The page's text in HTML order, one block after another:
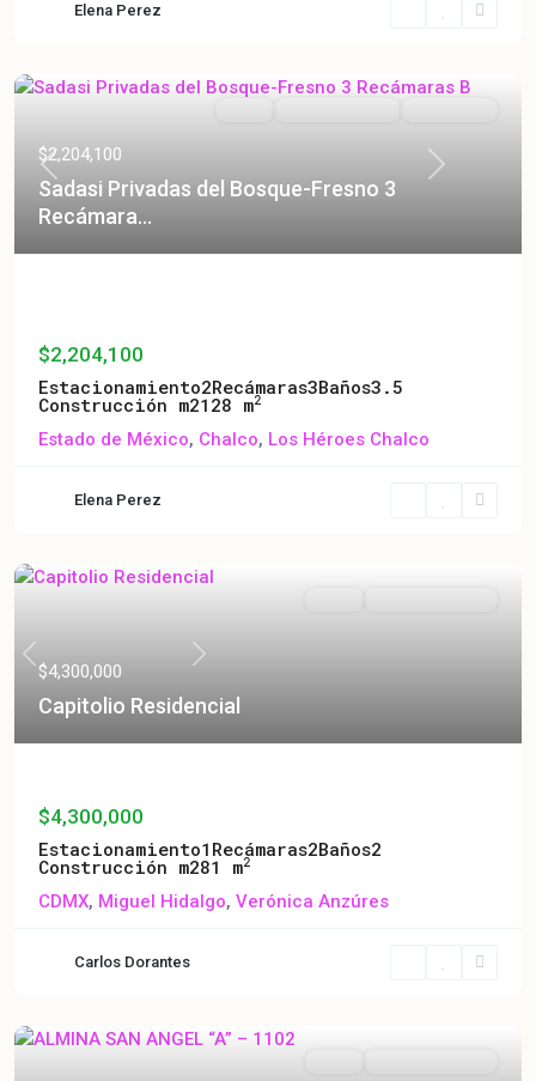
Elena Perez
Previous Next
$2,204,100
Sadasi Privadas del Bosque-Fresno 3
Recámara...
$2,204,100
Estacionamiento2Recámaras3Baños3.5
Construcción m2128 m2
Estado de México, Chalco, Los Héroes Chalco
Elena Perez
Previous Next
$4,300,000
Capitolio Residencial
$4,300,000
Estacionamiento1 Recámaras2Baños2
Construcción m281 m2
CDMX, Miguel Hidalgo, Verónica Anzúres
Carlos Dorantes